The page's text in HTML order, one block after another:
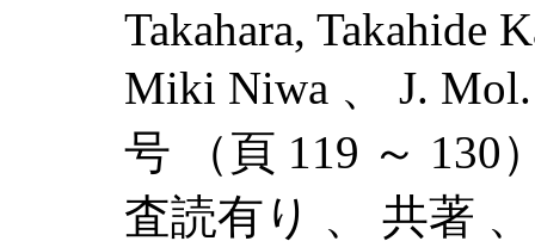
Takahara, Takahide
Miki Niwa 、 J.
号 （頁 119 ～ 130
査読有り 、 共著